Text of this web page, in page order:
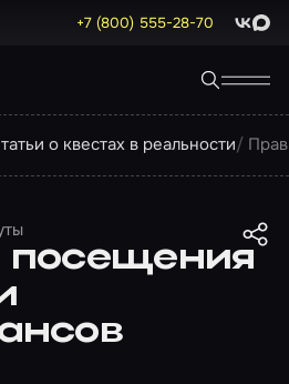
+7 (800) 555-28-70 Max
о квестах в реальности
посещения